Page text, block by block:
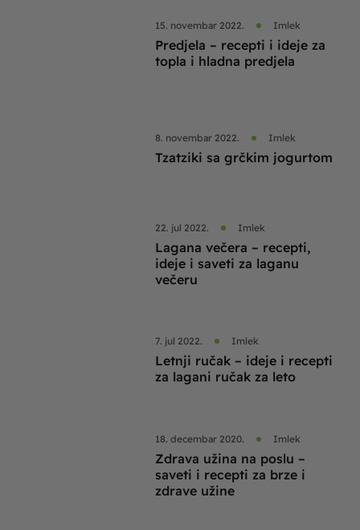
15. novembar 2022. Imlek
Predjela – recepti i ideje za
topla i hladna predjela
8. novembar 2022. Imlek
Tzatziki sa grčkim jogurtom
22. jul 2022. Imlek
Lagana večera – recepti,
ideje i saveti za laganu
večeru
7. jul 2022. Imlek
Letnji ručak – ideje i recepti
za lagani ručak za leto
18. decembar 2020. Imlek
Zdrava užina na poslu –
saveti i recepti za brze i
zdrave užine